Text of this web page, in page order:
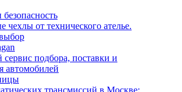
чехлы от технического ателье.
подбора, поставки и
автомобилей